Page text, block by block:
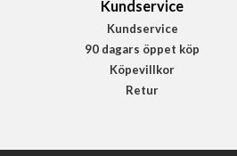
Kundservice
Kundservice
90 dagars öppet köp
Köpevillkor
Retur